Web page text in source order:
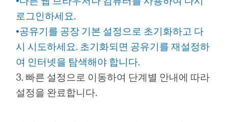
로그인하세요.
•공유기를 공장 기본 설정으로 초기화하고 다
시 시도하세요. 초기화되면 공유기를 재설정하
여 인터넷을 탐색해야 합니다.
3. 빠른 설정으로 이동하여 단계별 안내에 따라
설정을 완료합니다.